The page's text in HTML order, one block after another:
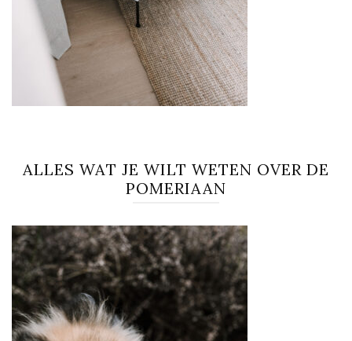
ALLES WAT JE WILT WETEN OVER DE
POMERIAAN